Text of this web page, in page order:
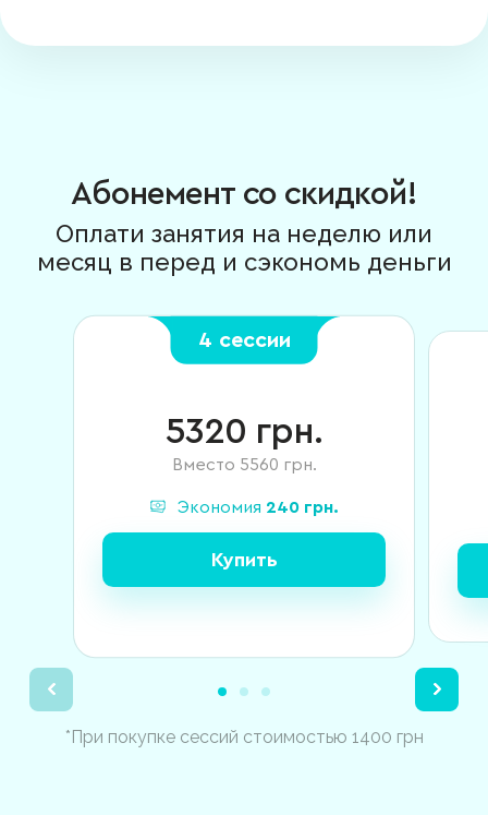
Абонемент со скидкой!
Оплати занятия на неделю или
месяц в перед и сэкономь деньги
4 сессии
5320 грн.
Вместо 5560 грн.
Экономия 240 грн.
Купить
*При покупке сессий стоимостью 1400 грн